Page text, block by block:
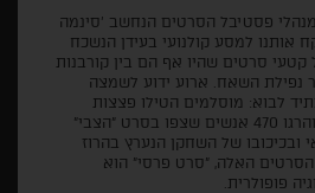
פסטיבל הסרטים הנחשב 'סינמה
אותנו למסע קולנועי בעידן הנשכח
סרטים שהיו אף הם בין קורבנות
נפילת השאח. ארוע ידוע לשמצה
את שעתיד לבוא: מוסלמים הטילו פצצות
בקולנוע רקס באבאדאן, והרגו 470 אנשים שצפו בסרט "הצבי"
ובכיכובו של השחקן הנערץ בהרוז
הסרטים האלה, "סרט פרסי" הוא
פופולרית.